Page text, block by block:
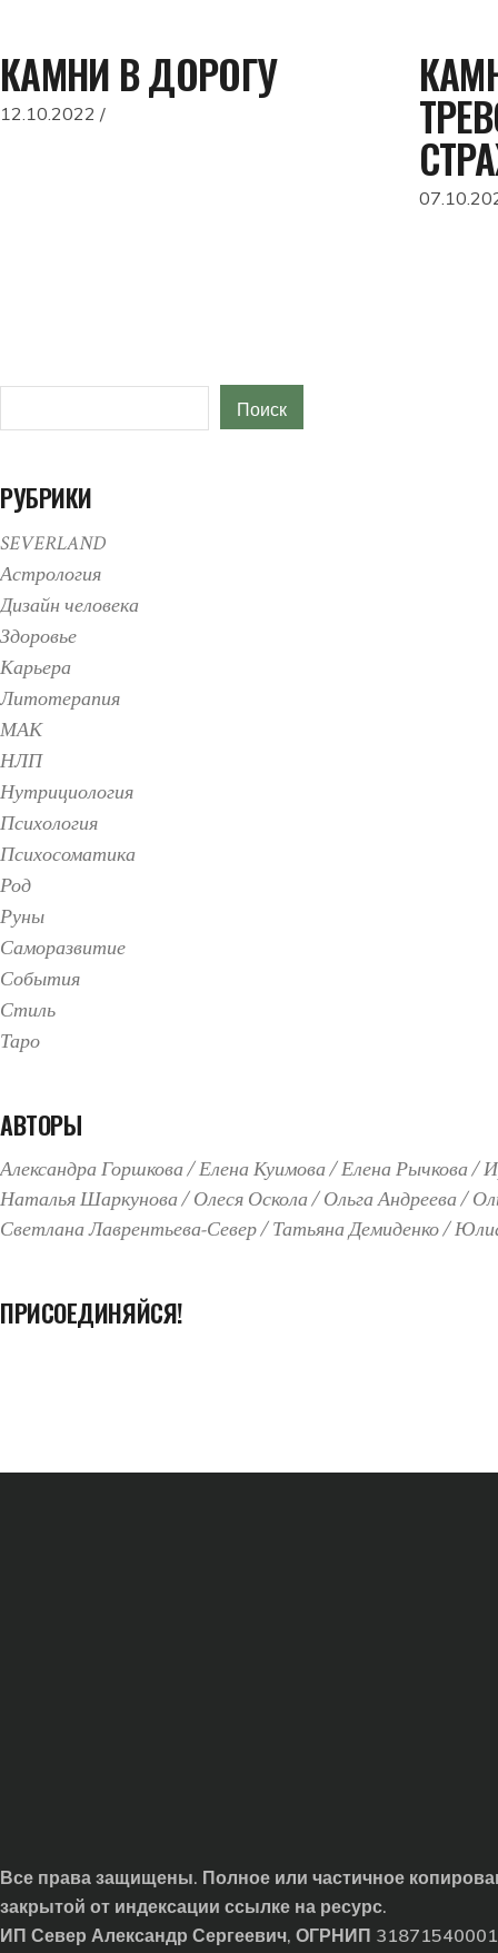
КАМНИ В ДОРОГУ
12.10.2022
Поиск
РУБРИКИ
SEVERLAND
Астрология
Дизайн человека
Здоровье
Карьера
Литотерапия
МАК
НЛП
Нутрициология
Психология
Психосоматика
Род
Руны
Саморазвитие
События
Стиль
Таро
АВТОРЫ
Александра Горшкова Елена Куимова Елена Рычкова
Наталья Шаркунова
Олеся Оскола Ольга Андреева
Светлана Лаврентьева-Север
Татьяна Демиденко
ПРИСОЕДИНЯЙСЯ!
Все права защищены. Полное или частичное
закрытой от индексации ссылке на ресурс.
ИП Север Александр Сергеевич, ОГРНИП